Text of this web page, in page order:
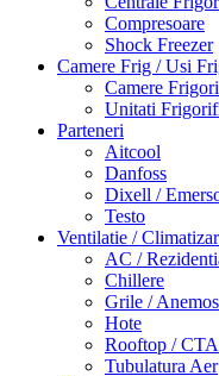
Compresoare
Shock Freezer
Camere Frig / Usi
Camere
Unitati
Parteneri
Aitcool
Danfoss
Dixell /
Testo
Ventilatie /
AC /
Chillere
Grile /
Hote
Rooftop / CTA
Tubulatura Aer